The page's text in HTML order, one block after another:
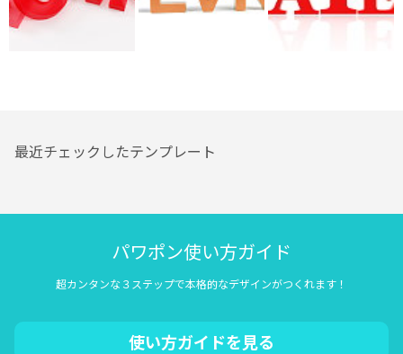
最近チェックしたテンプレート
パワポン使い方ガイド
超カンタンな３ステップで本格的なデザインがつくれます！
使い方ガイドを見る